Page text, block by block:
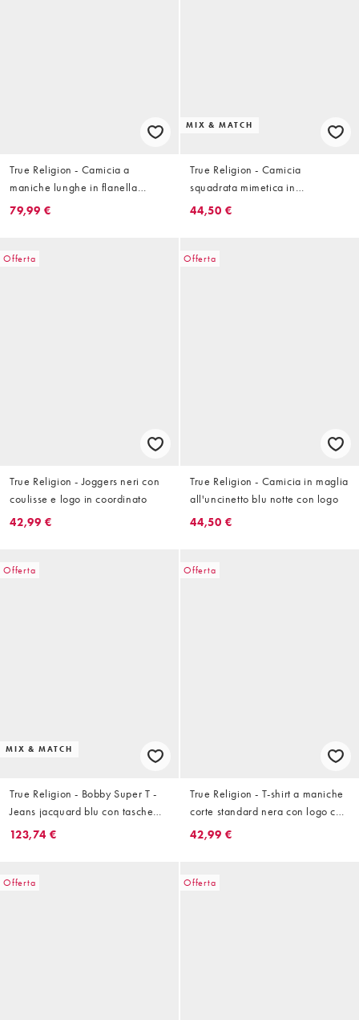
True Religion - Camicia a
maniche lunghe in flanella
candeggiata invecchiata a
79,99 €
MIX & MATCH
True Religion - Camicia
squadrata mimetica in
coordinato
44,50 €
Offerta
True Religion - Joggers neri con
coulisse e logo in coordinato
42,99 €
Offerta
True Religion - Camicia in maglia
all'uncinetto blu notte con logo
44,50 €
Offerta
MIX & MATCH
True Religion - Bobby Super T -
Jeans jacquard blu con tasche
con patta in coordinato
123,74 €
Offerta
True Religion - T-shirt a maniche
corte standard nera con logo con
cristalli
42,99 €
Offerta Offerta